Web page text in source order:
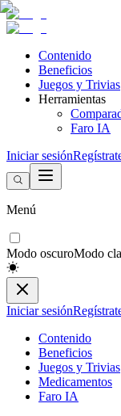
Contenido
Beneficios
Juegos y Trivias
Herramientas
Faro IA
Iniciar sesión
Menú
Modo oscuroModo
Iniciar sesión
Contenido
Beneficios
Juegos y Trivias
Medicamentos
Faro IA